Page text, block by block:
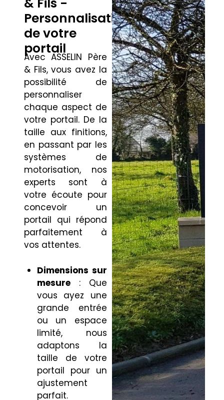
Personnalisation
de votre
portail
Avec ASSELIN Père
& Fils, vous avez la
possibilité de
personnaliser
chaque aspect de
votre portail. De la
taille aux finitions,
en passant par les
systèmes de
motorisation, nos
experts sont à
votre écoute pour
concevoir un
portail qui répond
parfaitement à
vos attentes.
Dimensions sur
mesure: Que
vous ayez une
grande entrée
ou un espace
limité, nous
adaptons la
taille de votre
portail pour un
ajustement
parfait.